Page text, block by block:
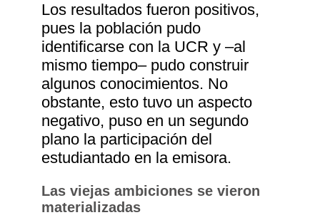
Los resultados fueron positivos,
pues la población pudo
identificarse con la UCR y ‒al
mismo tiempo‒ pudo construir
algunos conocimientos. No
obstante, esto tuvo un aspecto
negativo, puso en un segundo
plano la participación del
estudiantado en la emisora.
Las viejas ambiciones se vieron
materializadas